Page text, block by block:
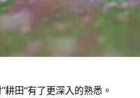
田”有了更深入的熟悉。